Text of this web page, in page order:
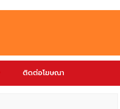
ติดต่อโฆษณา